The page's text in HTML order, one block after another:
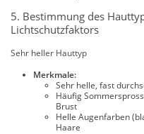
5. Bestimmung des
Lichtschutzfaktors
Sehr heller Hauttyp
Merkmale:
Sehr helle, fast
Häufig
Brust
Helle Augenfarben
Haare